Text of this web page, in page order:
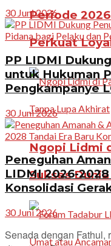
Periode
Perkuat
Ngopi Lidmi
Sukses
30 Juni 2026
PP LIDMI
untuk Hukuman
Pengkampanye
30 Juni 2026
Peneguhan
LIDMI 2026-
Konsolidasi
30 Juni 2026
Senada dengan Fathul,